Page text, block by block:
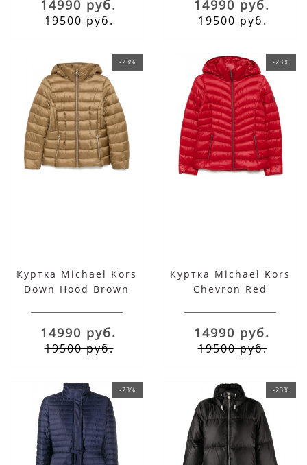
14990 руб.
19500 руб.
14990 руб.
19500 руб.
-23%
Куртка Michael Kors
Down Hood Brown
14990 руб.
19500 руб.
-23%
Куртка Michael Kors
Chevron Red
14990 руб.
19500 руб.
-23% -23%